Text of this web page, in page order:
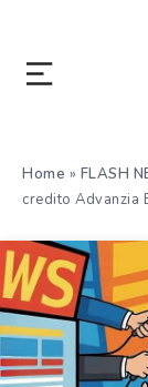
Home » FLASH
credito Advanzia